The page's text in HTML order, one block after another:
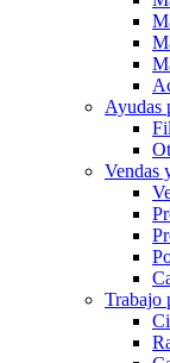
Ayudas
Vendas
Trabajo